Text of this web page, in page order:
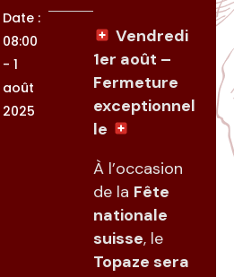
Date :
08:00
- 1
août
2025
Vendredi
1er août –
Fermeture
exceptionnel
le
À l’occasion
de la Fête
nationale
suisse, le
Topaze sera